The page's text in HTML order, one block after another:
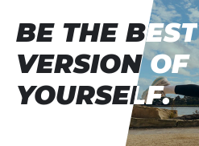
BE THE BEST
VERSION OF
YOURSELF.
BE THE BEST
VERSION OF
YOURSELF.